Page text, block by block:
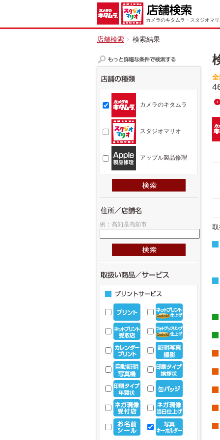
カメラのキタムラ・スタジオマ
店舗検索 検索結果
カメラのキタムラ
スタジオマリオ
アップル製品修理
例：高知県高知市